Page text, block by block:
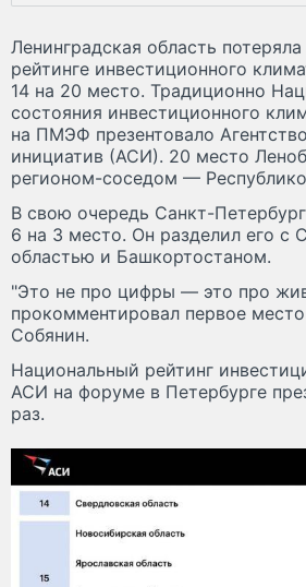
Ленинградская область
рейтинге инвестиционного
14 на 20 место. Традиционно
состояния инвестиционного
на ПМЭФ презентовало
инициатив (АСИ). 20 место
регионом-соседом —
В свою очередь Санкт-
6 на 3 место. Он разделил его с
областью и Башкортостаном.
"Это не про цифры — это про
прокомментировал первое
Собянин.
Национальный рейтинг
АСИ на форуме в Петербурге
раз.